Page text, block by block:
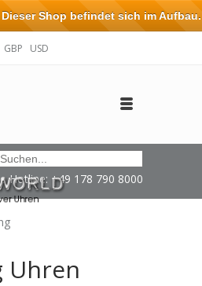
GBP USD
Hotline: +49 178 790 8000
Uhren
Shop befindet sich im Aufbau.
eingehalten oder erfüllt